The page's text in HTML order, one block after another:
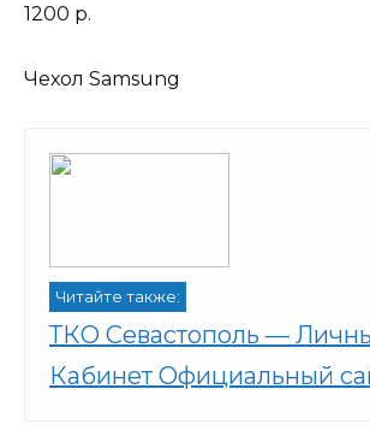
1200 р.
Чехол Samsung
Читайте также:
ТКО Севастополь —
Кабинет Официальный